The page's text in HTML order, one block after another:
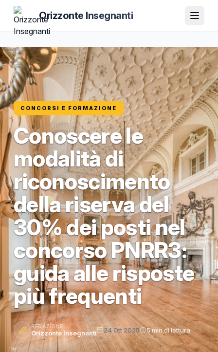
Orizzonte Insegnanti
CONCORSI E FORMAZIONE
Conoscere le
modalità di
riconoscimento
della riserva del
30% dei posti nel
concorso PNRR3:
guida alle risposte
più frequenti
REDAZIONE
Orizzonte Insegnanti 24 Ott 2025 5 min di lettura